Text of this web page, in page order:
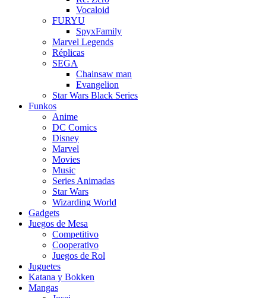
Vocaloid
FURYU
SpyxFamily
Marvel Legends
Réplicas
SEGA
Chainsaw man
Evangelion
Star Wars Black Series
Funkos
Anime
DC Comics
Disney
Marvel
Movies
Music
Series Animadas
Star Wars
Wizarding World
Gadgets
Juegos de Mesa
Competitivo
Cooperativo
Juegos de Rol
Juguetes
Katana y Bokken
Mangas